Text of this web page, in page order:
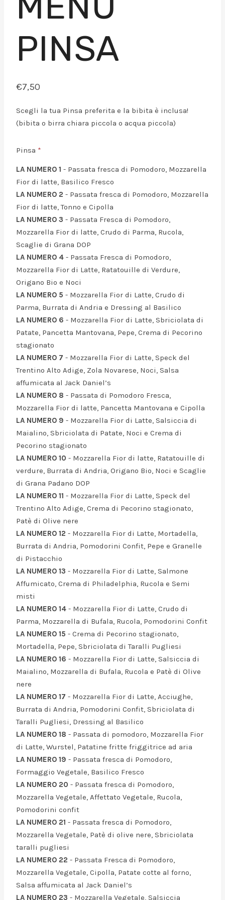
PINSA
€7,50
Scegli la tua Pinsa preferita e la bibita è inclusa!
(bibita o birra chiara piccola o acqua piccola)
Pinsa
LA NUMERO 1 - Passata fresca di Pomodoro, Mozzarella
Fior di latte, Basilico Fresco
LA NUMERO 2 - Passata fresca di Pomodoro, Mozzarella
Fior di latte, Tonno e Cipolla
LA NUMERO 3 - Passata Fresca di Pomodoro,
Mozzarella Fior di latte, Crudo di Parma, Rucola,
Scaglie di Grana DOP
LA NUMERO 4 - Passata Fresca di Pomodoro,
Mozzarella Fior di Latte, Ratatouille di Verdure,
Origano Bio e Noci
LA NUMERO 5 - Mozzarella Fior di Latte, Crudo di
Parma, Burrata di Andria e Dressing al Basilico
LA NUMERO 6 - Mozzarella Fior di Latte, Sbriciolata di
Patate, Pancetta Mantovana, Pepe, Crema di Pecorino
stagionato
LA NUMERO 7 - Mozzarella Fior di Latte, Speck del
Trentino Alto Adige, Zola Novarese, Noci, Salsa
affumicata al Jack Daniel’s
LA NUMERO 8 - Passata di Pomodoro Fresca,
Mozzarella Fior di latte, Pancetta Mantovana e Cipolla
LA NUMERO 9 - Mozzarella Fior di Latte, Salsiccia di
Maialino, Sbriciolata di Patate, Noci e Crema di
Pecorino stagionato
LA NUMERO 10 - Mozzarella Fior di latte, Ratatouille di
verdure, Burrata di Andria, Origano Bio, Noci e Scaglie
di Grana Padano DOP
LA NUMERO 11 - Mozzarella Fior di Latte, Speck del
Trentino Alto Adige, Crema di Pecorino stagionato,
Patè di Olive nere
LA NUMERO 12 - Mozzarella Fior di Latte, Mortadella,
Burrata di Andria, Pomodorini Confit, Pepe e Granelle
di Pistacchio
LA NUMERO 13 - Mozzarella Fior di Latte, Salmone
Affumicato, Crema di Philadelphia, Rucola e Semi
misti
LA NUMERO 14 - Mozzarella Fior di Latte, Crudo di
Parma, Mozzarella di Bufala, Rucola, Pomodorini Confit
LA NUMERO 15 - Crema di Pecorino stagionato,
Mortadella, Pepe, Sbriciolata di Taralli Pugliesi
LA NUMERO 16 - Mozzarella Fior di Latte, Salsiccia di
Maialino, Mozzarella di Bufala, Rucola e Patè di Olive
nere
LA NUMERO 17 - Mozzarella Fior di Latte, Acciughe,
Burrata di Andria, Pomodorini Confit, Sbriciolata di
Taralli Pugliesi, Dressing al Basilico
LA NUMERO 18 - Passata di pomodoro, Mozzarella Fior
di Latte, Wurstel, Patatine fritte friggitrice ad aria
LA NUMERO 19 - Passata fresca di Pomodoro,
Formaggio Vegetale, Basilico Fresco
LA NUMERO 20 - Passata fresca di Pomodoro,
Mozzarella Vegetale, Affettato Vegetale, Rucola,
Pomodorini confit
LA NUMERO 21 - Passata fresca di Pomodoro,
Mozzarella Vegetale, Patè di olive nere, Sbriciolata
taralli pugliesi
LA NUMERO 22 - Passata Fresca di Pomodoro,
Mozzarella Vegetale, Cipolla, Patate cotte al forno,
Salsa affumicata al Jack Daniel’s
LA NUMERO 23 - Mozzarella Vegetale, Salsiccia